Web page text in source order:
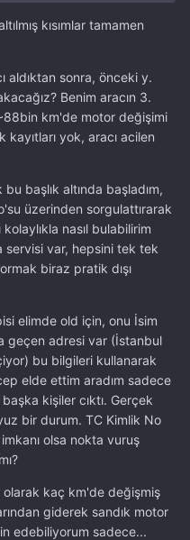
kısımlar tamamen
aldıktan sonra, önceki y.
Benim aracın 3.
km'de motor değişimi
kayıtları yok, aracı acilen
başlık altında başladım,
üzerinden sorgulattırarak
nasıl bulabilirim
servisi var, hepsini tek tek
biraz pratik dışı
elimde old için, onu İsim
geçen adresi var (İstanbul
bu bilgileri kullanarak
elde ettim aradım sadece
kişiler cıktı. Gerçek
bir durum. TC Kimlik No
olsa nokta vuruş
olarak kaç km'de değişmiş
giderek sandık motor
edebiliyorum sadece...